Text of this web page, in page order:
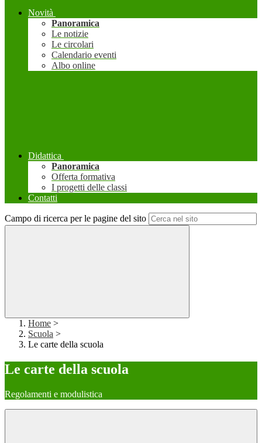
Novità
Panoramica
Le notizie
Le circolari
Calendario eventi
Albo online
Didattica
Panoramica
Offerta formativa
I progetti delle classi
Contatti
Campo di ricerca per le pagine del sito
Home >
Scuola >
Le carte della scuola
Le carte della scuola
Regolamenti e modulistica